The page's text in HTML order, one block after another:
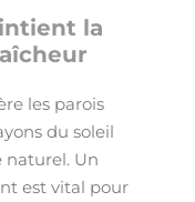
la
les parois
du soleil
naturel. Un
est vital pour